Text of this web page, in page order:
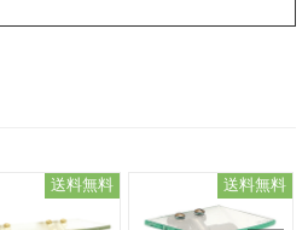
送料無料 送料無料